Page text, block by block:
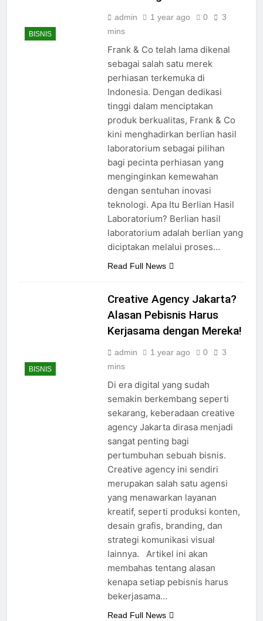
BISNIS
admin 1 year ago 0
3
mins
Frank & Co telah lama dikenal
sebagai salah satu merek
perhiasan terkemuka di
Indonesia. Dengan dedikasi
tinggi dalam menciptakan
produk berkualitas, Frank & Co
kini menghadirkan berlian hasil
laboratorium sebagai pilihan
bagi pecinta perhiasan yang
menginginkan kemewahan
dengan sentuhan inovasi
teknologi. Apa Itu Berlian Hasil
Laboratorium? Berlian hasil
laboratorium adalah berlian yang
diciptakan melalui proses…
Read Full News
BISNIS
Creative Agency Jakarta?
Alasan Pebisnis Harus
Kerjasama dengan Mereka!
admin 1 year ago 0
3
mins
Di era digital yang sudah
semakin berkembang seperti
sekarang, keberadaan creative
agency Jakarta dirasa menjadi
sangat penting bagi
pertumbuhan sebuah bisnis.
Creative agency ini sendiri
merupakan salah satu agensi
yang menawarkan layanan
kreatif, seperti produksi konten,
desain grafis, branding, dan
strategi komunikasi visual
lainnya. Artikel ini akan
membahas tentang alasan
kenapa setiap pebisnis harus
bekerjasama…
Read Full News